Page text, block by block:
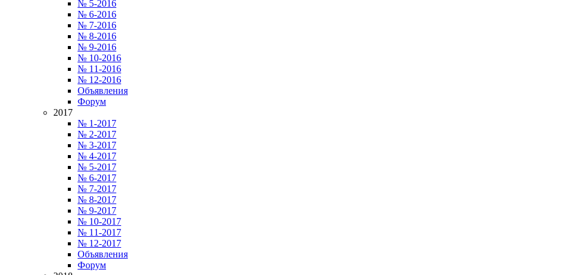
№ 5-2016
№ 6-2016
№ 7-2016
№ 8-2016
№ 9-2016
№ 10-2016
№ 11-2016
№ 12-2016
Объявления
Форум
2017
№ 1-2017
№ 2-2017
№ 3-2017
№ 4-2017
№ 5-2017
№ 6-2017
№ 7-2017
№ 8-2017
№ 9-2017
№ 10-2017
№ 11-2017
№ 12-2017
Объявления
Форум